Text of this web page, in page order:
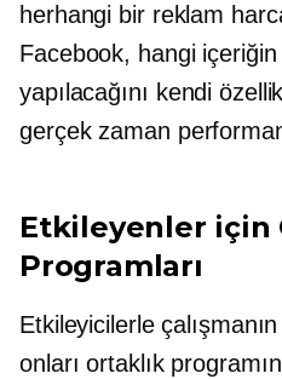
herhangi bir reklam
Facebook, hangi içeriğin
yapılacağını kendi
gerçek zaman
Etkileyenler için
Programları
Etkileyicilerle
onları ortaklık